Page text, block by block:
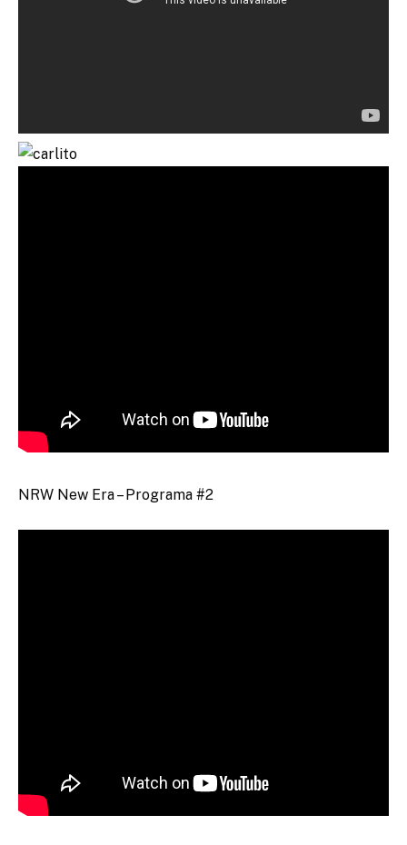
NRW New Era – Programa #2